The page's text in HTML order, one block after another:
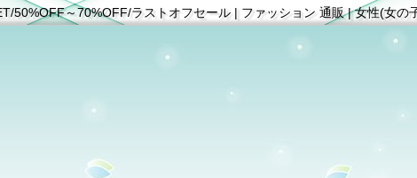
50%OFF～70%OFF/ラストオフセール | ファッション 通販 | 女性(女の